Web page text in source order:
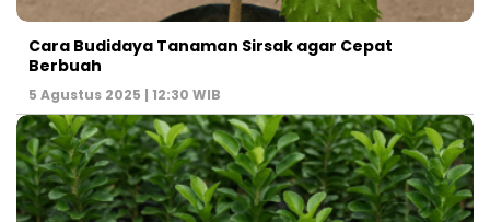
Cara Budidaya Tanaman Sirsak agar Cepat
Berbuah
5 Agustus 2025 | 12:30 WIB